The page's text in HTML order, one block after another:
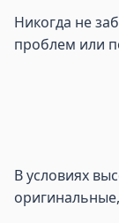
Никогда не
проблем или
В условиях